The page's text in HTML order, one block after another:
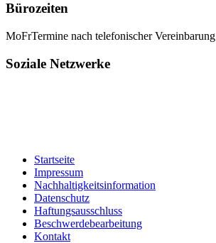
Bürozeiten
MoFrTermine nach telefonischer Vereinbarung
Soziale Netzwerke
Startseite
Impressum
Nachhaltigkeitsinformation
Datenschutz
Haftungsausschluss
Beschwerdebearbeitung
Kontakt